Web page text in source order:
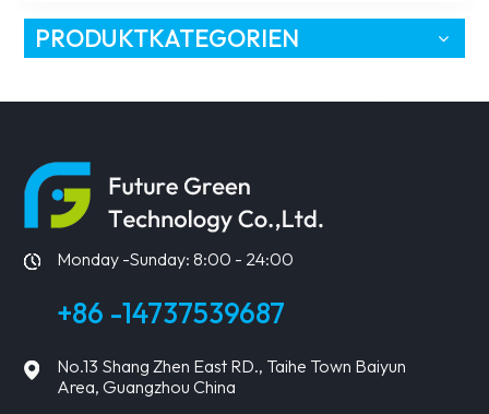
PRODUKTKATEGORIEN
Monday -Sunday: 8:00 - 24:00
+86 -14737539687
No.13 Shang Zhen East RD., Taihe Town Baiyun
Area, Guangzhou China